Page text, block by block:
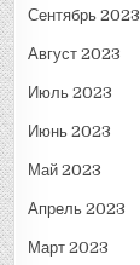
Сентябрь 2023
Август 2023
Июль 2023
Июнь 2023
Май 2023
Апрель 2023
Март 2023